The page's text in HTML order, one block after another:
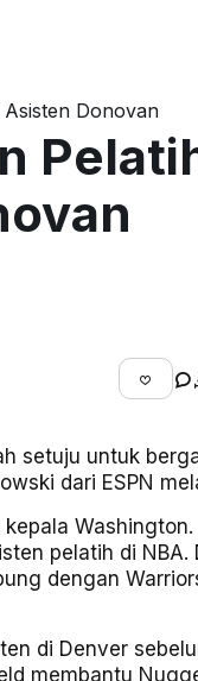
Donovan
setuju untuk
dari ESPN
Washington.
pelatih di NBA.
dengan
di Denver
membantu